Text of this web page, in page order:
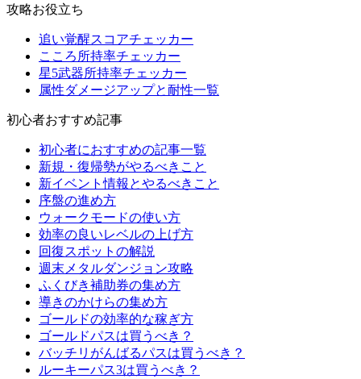
攻略お役立ち
追い覚醒スコアチェッカー
こころ所持率チェッカー
星5武器所持率チェッカー
属性ダメージアップと耐性一覧
初心者おすすめ記事
初心者におすすめの記事一覧
新規・復帰勢がやるべきこと
新イベント情報とやるべきこと
序盤の進め方
ウォークモードの使い方
効率の良いレベルの上げ方
回復スポットの解説
週末メタルダンジョン攻略
ふくびき補助券の集め方
導きのかけらの集め方
ゴールドの効率的な稼ぎ方
ゴールドパスは買うべき？
バッチリがんばるパスは買うべき？
ルーキーパス3は買うべき？